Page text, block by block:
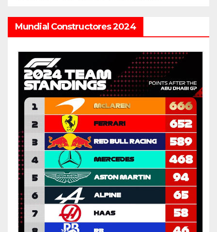
Mundial Constructores 2024